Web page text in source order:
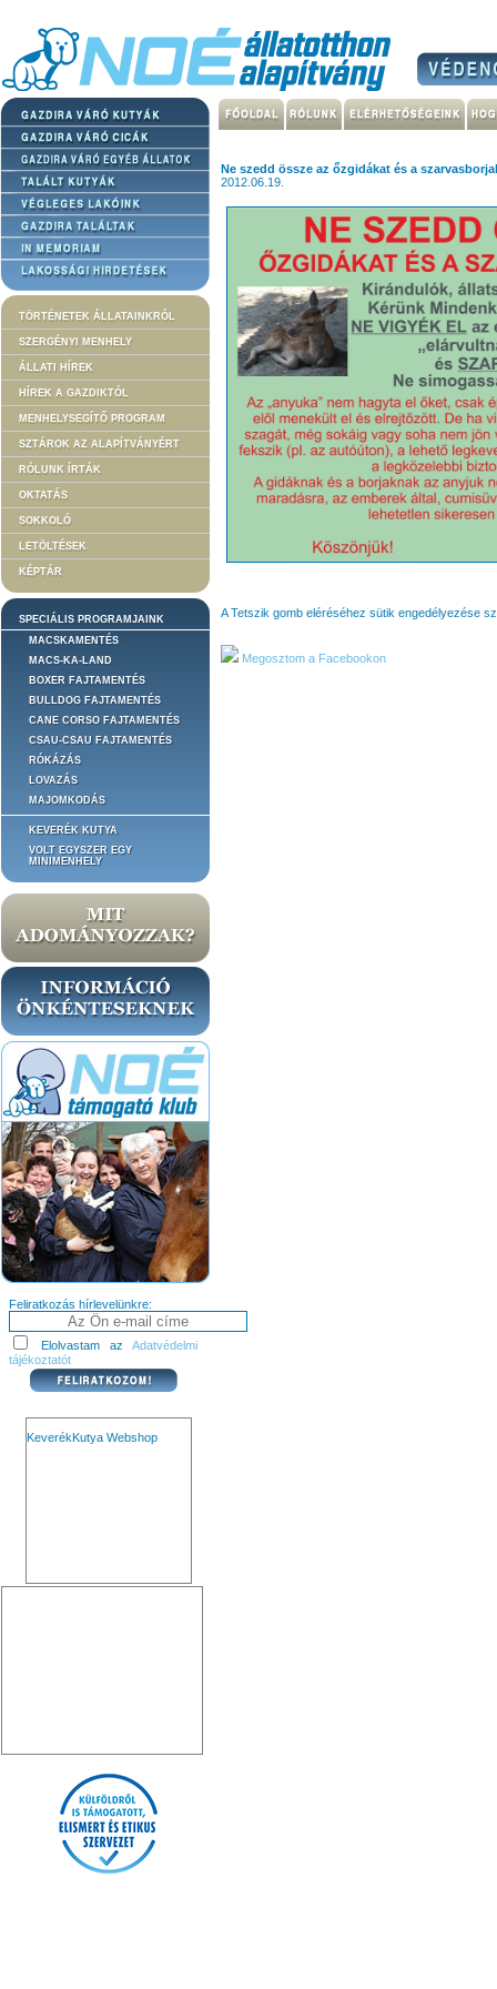
TÖRTÉNETEK ÁLLATAINKRÓL
SZERGÉNYI MENHELY
ÁLLATI HÍREK
HÍREK A GAZDIKTÓL
MENHELYSEGÍTŐ PROGRAM
SZTÁROK AZ ALAPÍTVÁNYÉRT
RÓLUNK ÍRTÁK
OKTATÁS
SOKKOLÓ
LETÖLTÉSEK
KÉPTÁR
SPECIÁLIS PROGRAMJAINK
MACSKAMENTÉS
MACS-KA-LAND
BOXER FAJTAMENTÉS
BULLDOG FAJTAMENTÉS
CANE CORSO FAJTAMENTÉS
CSAU-CSAU FAJTAMENTÉS
RÓKÁZÁS
LOVAZÁS
MAJOMKODÁS
KEVERÉK KUTYA
VOLT EGYSZER EGY
MINIMENHELY
Feliratkozás hírlevelünkre:
Elolvastam az Adatvédelmi
tájékoztatót
KeverékKutya Webshop
Ne szedd össze az őzgidákat és a
2012.06.19.
A Tetszik gomb eléréséhez sütik engedélyezése
Megosztom a Facebookon